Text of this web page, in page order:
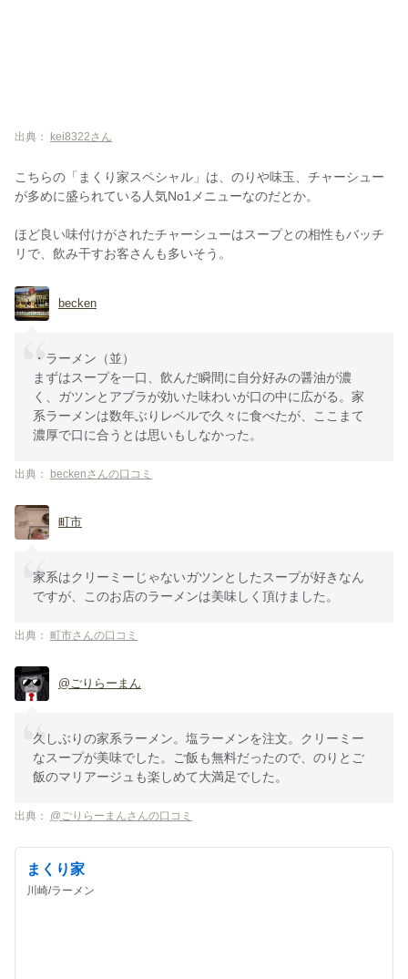
出典： kei8322さん
こちらの「まくり家スペシャル」は、のりや味玉、チャーシュー
が多めに盛られている人気No1メニューなのだとか。
ほど良い味付けがされたチャーシューはスープとの相性もバッチ
リで、飲み干すお客さんも多いそう。
becken
・ラーメン（並）
まずはスープを一口、飲んだ瞬間に自分好みの醤油が濃
く、ガツンとアブラが効いた味わいが口の中に広がる。家
系ラーメンは数年ぶりレベルで久々に食べたが、ここまて
濃厚で口に合うとは思いもしなかった。
出典： beckenさんの口コミ
町市
家系はクリーミーじゃないガツンとしたスープが好きなん
ですが、このお店のラーメンは美味しく頂けました。
出典： 町市さんの口コミ
@ごりらーまん
久しぶりの家系ラーメン。塩ラーメンを注文。クリーミー
なスープが美味でした。ご飯も無料だったので、のりとご
飯のマリアージュも楽しめて大満足でした。
出典： @ごりらーまんさんの口コミ
まくり家
川崎/ラーメン